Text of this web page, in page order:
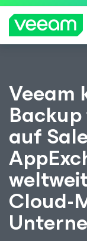
Update
MEH
R
ERFA
HRE
N
Veeam
auf
Cloud-